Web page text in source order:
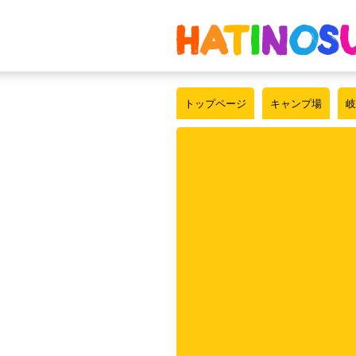
トップページ キャンプ場